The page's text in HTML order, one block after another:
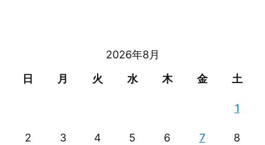
2026年8月
日
月 火 水 木 金 土
1
2 3 4 5 6 7 8